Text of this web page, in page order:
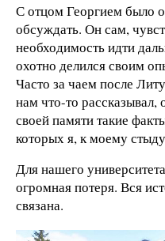
С отцом Георгием было
обсуждать. Он сам,
необходимость идти
охотно делился своим
Часто за чаем после
нам что-то рассказывал,
своей памяти такие
которых я, к моему
Для нашего
огромная потеря. Вся
связана.